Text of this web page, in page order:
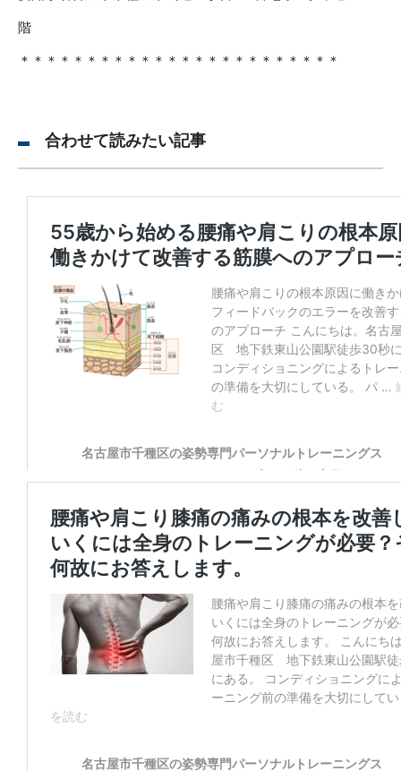
階
＊＊＊＊＊＊＊＊＊＊＊＊＊＊＊＊＊＊＊＊＊＊＊＊
合わせて読みたい記事